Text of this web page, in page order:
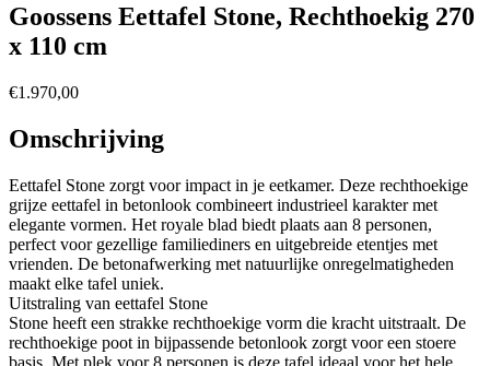
Goossens Eettafel Stone, Rechthoekig 270
x 110 cm
€1.970,00
Omschrijving
Eettafel Stone zorgt voor impact in je eetkamer. Deze rechthoekige
grijze eettafel in betonlook combineert industrieel karakter met
elegante vormen. Het royale blad biedt plaats aan 8 personen,
perfect voor gezellige familiediners en uitgebreide etentjes met
vrienden. De betonafwerking met natuurlijke onregelmatigheden
maakt elke tafel uniek.
Uitstraling van eettafel Stone
Stone heeft een strakke rechthoekige vorm die kracht uitstraalt. De
rechthoekige poot in bijpassende betonlook zorgt voor een stoere
basis. Met plek voor 8 personen is deze tafel ideaal voor het hele